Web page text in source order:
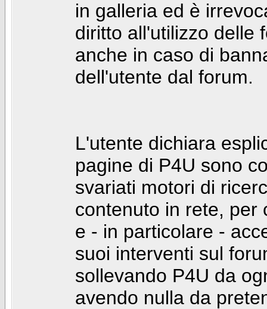
in galleria ed è
diritto all'utilizzo delle
anche in caso di
dell'utente dal forum.
L'utente dichiara
pagine di P4U sono
svariati motori di
contenuto in rete, per
e - in particolare -
suoi interventi sul
sollevando P4U da
avendo nulla da